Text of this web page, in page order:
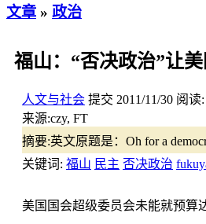
文章 » 政治
福山：“否决政治”让
人文与社会 提交 2011/11/30 阅读:
来源:czy, FT
摘要:英文原题是：Oh for a
关键词: 福山 民主 否决政治
美国国会超级委员会未能就预算